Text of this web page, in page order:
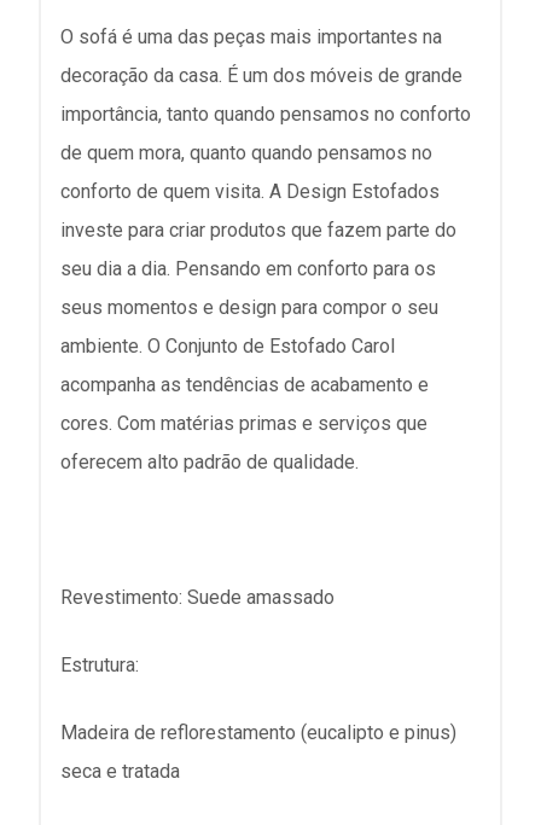
O sofá é uma das peças mais importantes na
decoração da casa. É um dos móveis de grande
importância, tanto quando pensamos no conforto
de quem mora, quanto quando pensamos no
conforto de quem visita. A Design Estofados
investe para criar produtos que fazem parte do
seu dia a dia. Pensando em conforto para os
seus momentos e design para compor o seu
ambiente. O Conjunto de Estofado Carol
acompanha as tendências de acabamento e
cores. Com matérias primas e serviços que
oferecem alto padrão de qualidade.
Revestimento: Suede amassado
Estrutura:
Madeira de reflorestamento (eucalipto e pinus)
seca e tratada